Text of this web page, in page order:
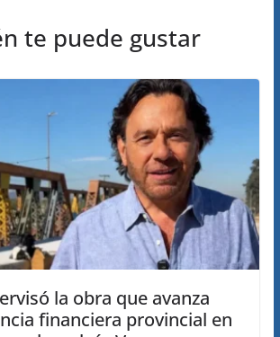
te puede gustar
la obra que avanza
financiera provincial en